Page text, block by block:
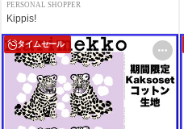
PERSONAL SHOPPER
Kippis!
タイムセール